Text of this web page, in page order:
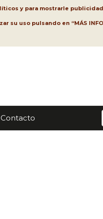
y para mostrarle
su uso pulsando en “MÁS
Contacto